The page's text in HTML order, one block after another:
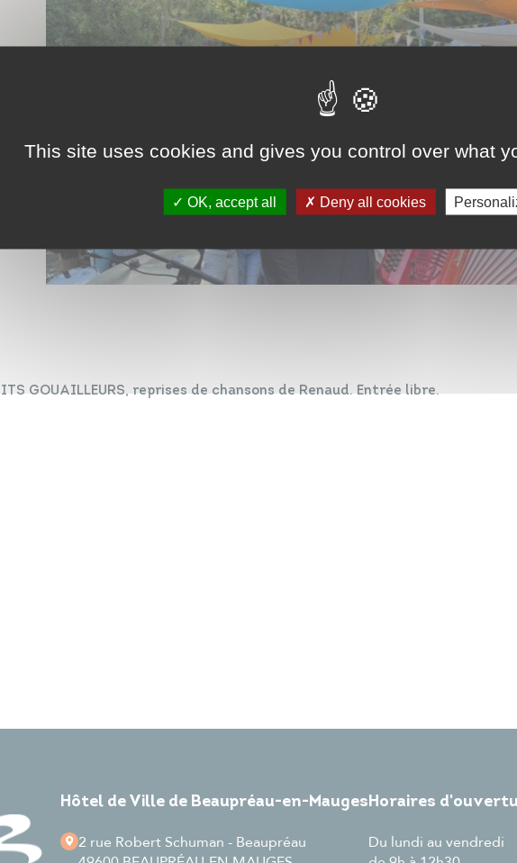
GOUAILLEURS, reprises de chansons de Renaud. Entrée libre.
Hôtel de Ville de Beaupréau-en-Mauges
2 rue Robert Schuman - Beaupréau
Horaires
Du lundi au vendredi
This site uses cookies and gives you control over what
OK, accept all Deny all cookies